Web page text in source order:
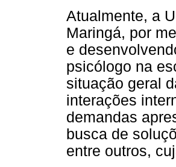
Atualmente, a
Maringá, por
e
psicólogo na
situação geral
interações
demandas
busca de
entre outros,